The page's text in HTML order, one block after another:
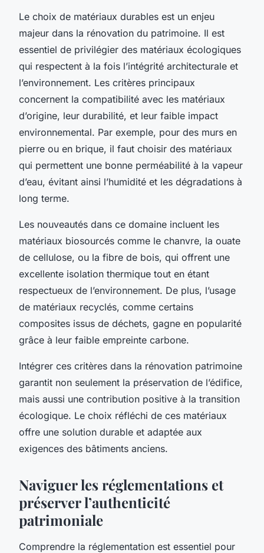
Le choix de matériaux durables est un enjeu
majeur dans la rénovation du patrimoine. Il est
essentiel de privilégier des matériaux écologiques
qui respectent à la fois l’intégrité architecturale et
l’environnement. Les critères principaux
concernent la compatibilité avec les matériaux
d’origine, leur durabilité, et leur faible impact
environnemental. Par exemple, pour des murs en
pierre ou en brique, il faut choisir des matériaux
qui permettent une bonne perméabilité à la vapeur
d’eau, évitant ainsi l’humidité et les dégradations à
long terme.
Les nouveautés dans ce domaine incluent les
matériaux biosourcés comme le chanvre, la ouate
de cellulose, ou la fibre de bois, qui offrent une
excellente isolation thermique tout en étant
respectueux de l’environnement. De plus, l’usage
de matériaux recyclés, comme certains
composites issus de déchets, gagne en popularité
grâce à leur faible empreinte carbone.
Intégrer ces critères dans la rénovation patrimoine
garantit non seulement la préservation de l’édifice,
mais aussi une contribution positive à la transition
écologique. Le choix réfléchi de ces matériaux
offre une solution durable et adaptée aux
exigences des bâtiments anciens.
Naviguer les réglementations et
préserver l’authenticité
patrimoniale
Comprendre la réglementation est essentiel pour